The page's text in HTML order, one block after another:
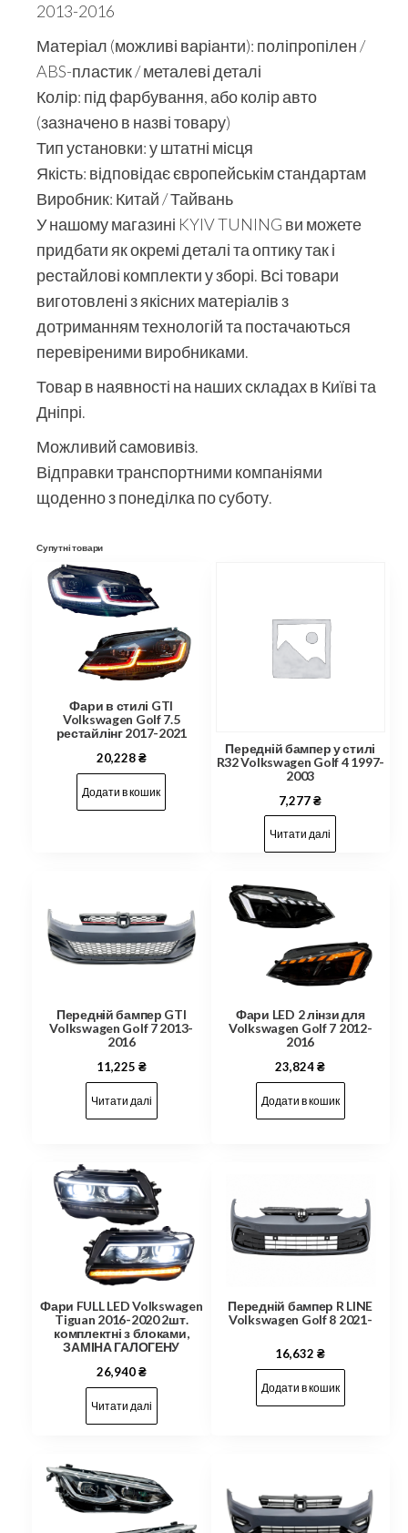
2013-2016
Матеріал (можливі варіанти): поліпропілен /
ABS-пластик / металеві деталі
Колір: під фарбування, або колір авто
(зазначено в назві товару)
Тип установки: у штатні місця
Якість: відповідає європейськім стандартам
Виробник: Китай / Тайвань
У нашому магазині KYIV TUNING ви можете
придбати як окремі деталі та оптику так і
рестайлові комплекти у зборі. Всі товари
виготовлені з якісних матеріалів з
дотриманням технологій та постачаються
перевіреними виробниками.
Товар в наявності на наших складах в Київі та
Дніпрі.
Можливий самовивіз.
Відправки транспортними компаніями
щоденно з понеділка по суботу.
Супутні товари
Фари в стилі GTI
Volkswagen Golf 7.5
рестайлінг 2017-2021
20,228₴
Додати в кошик
Передній бампер у стилі
R32 Volkswagen Golf 4 1997-
2003
7,277₴
Читати далі
Передній бампер GTI
Volkswagen Golf 7 2013-
2016
11,225 ₴
Читати далі
Фари LED 2 лінзи для
Volkswagen Golf 7 2012-
2016
23,824₴
Додати в кошик
Фари FULL LED Volkswagen
Tiguan 2016-2020 2шт.
комплектні з блоками,
ЗАМІНА ГАЛОГЕНУ
26,940₴
Читати далі
Передній бампер R LINE
Volkswagen Golf 8 2021-
16,632₴
Додати в кошик